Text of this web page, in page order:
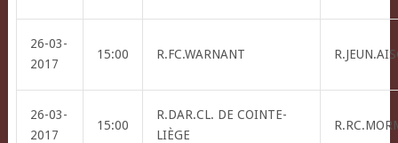
26-03-
2017
15:00 R.FC.WARNANT
26-03-
2017
15:00
R.DAR.CL. DE COINTE-
LIÈGE